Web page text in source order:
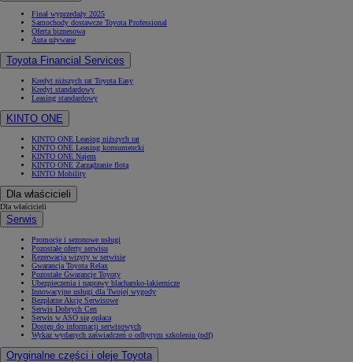
Finał wyprzedaży 2025
Samochody dostawcze Toyota Professional
Oferta biznesowa
Auta używane
Toyota Financial Services
Kredyt niższych rat Toyota Easy
Kredyt standardowy
Leasing standardowy
KINTO ONE
KINTO ONE Leasing niższych rat
KINTO ONE Leasing konsumencki
KINTO ONE Najem
KINTO ONE Zarządzanie flotą
KINTO Mobility
Dla właścicieli
Dla właścicieli
Serwis
Promocje i sezonowe usługi
Pozostałe oferty serwisu
Rezerwacja wizyty w serwisie
Gwarancja Toyota Relax
Pozostałe Gwarancje Toyoty
Ubezpieczenia i naprawy blacharsko-lakiernicze
Innowacyjne usługi dla Twojej wygody
Bezpłatne Akcje Serwisowe
Serwis Dobrych Cen
Serwis w ASO się opłaca
Dostęp do informacji serwisowych
Wykaz wydanych zaświadczeń o odbytym szkoleniu (pdf)
Oryginalne części i oleje Toyota